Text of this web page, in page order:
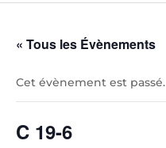
« Tous les Évènements
Cet évènement est passé.
C 19-6